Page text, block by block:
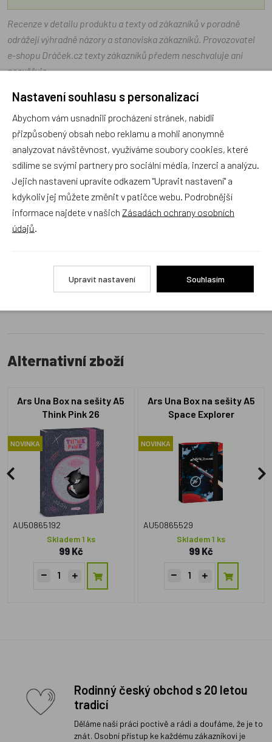
Recenze v detailu produktu a texty od zákazníků v poradně
odrážejí výhradně názory a stanoviska zákazníků. Provozovatel
e-shopu Dráček.cz texty zákazníků předem neschvaluje ani
neověřuje.
Recenze
Produkt zatím nemá žádné hodnocení,
Alternativní zboží
Ars Una Box na sešity A5
Think Pink 26
NOVINKA
AU50865192
Skladem 1 ks
99 Kč
Ars Una Box na sešity A5
Space Explorer
NOVINKA
AU50865529
Skladem 1 ks
99 Kč
Rodinný český obchod s 20 letou
tradicí
Děláme naši práci poctivě a rádi a doufáme, že je to
znát. Osobní přístup ke každému zákazníkovi je
Nastavení souhlasu s personalizací
Abychom vám usnadnili procházení stránek, nabídli
přizpůsobený obsah nebo reklamu a mohli anonymně
analyzovat návštěvnost, využíváme soubory cookies, které
sdílíme se svými partnery pro sociální média, inzerci a analýzu.
Jejich nastavení upravíte odkazem "Upravit nastavení" a
kdykoliv jej můžete změnit v patičce webu. Podrobnější
informace najdete v našich Zásadách ochrany osobních
údajů
Upravit nastavení Souhlasím